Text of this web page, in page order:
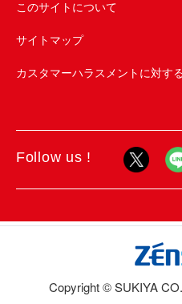
このサイトについて
サイトマップ
カスタマーハラスメントに対す
Follow us !
Copyright © SUKIYA